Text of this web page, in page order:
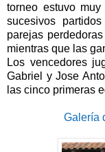
torneo estuvo
sucesivos
parejas
mientras que las
Los vencedores
Gabriel y Jose
las cinco primeras
Galería